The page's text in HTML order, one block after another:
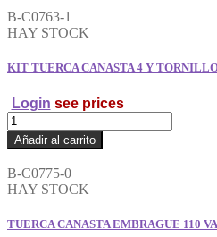
B-C0763-1
HAY STOCK
KIT TUERCA CANASTA 4 Y
Login see prices
KIT
TUERCA
CANASTA
4
Y
TORNILLO
cantidad
Añadir al carrito
B-C0775-0
HAY STOCK
TUERCA CANASTA EMBRAGUE 110